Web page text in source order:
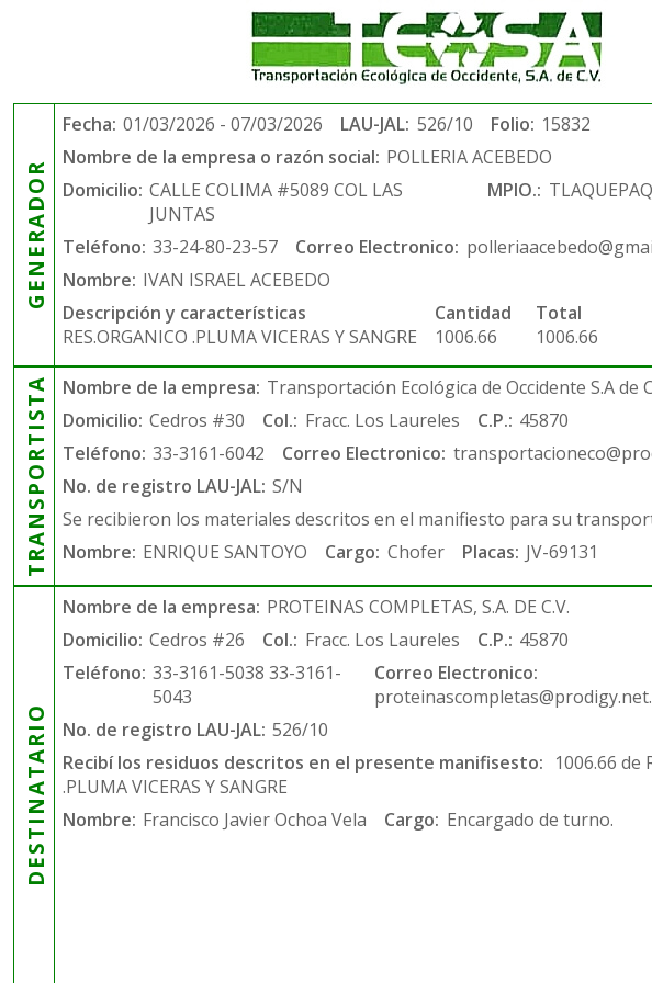
GENERADOR
Fecha: 01/03/2026 - 07/03/2026 LAU-JAL: 526/10 Folio: 15832
Nombre de la empresa o razón social: POLLERIA ACEBEDO
Domicilio: CALLE COLIMA #5089 COL LAS
JUNTAS
MPIO.:
Teléfono: 33-24-80-23-57 Correo Electronico:
Nombre: IVAN ISRAEL ACEBEDO
Descripción y características
RES.ORGANICO .PLUMA VICERAS Y SANGRE
Cantidad
1006.66
Total
1006.66
TRANSPORTISTA Nombre de la empresa: Transportación Ecológica de Occidente S.A de
Domicilio: Cedros #30 Col.: Fracc. Los Laureles C.P.: 45870
Teléfono: 33-3161-6042 Correo Electronico:
No. de registro LAU-JAL: S/N
Se recibieron los materiales descritos en el manifiesto para su
Nombre: ENRIQUE SANTOYO Cargo: Chofer Placas: JV-69131
DESTINATARIO
Nombre de la empresa: PROTEINAS COMPLETAS, S.A. DE C.V.
Domicilio: Cedros #26 Col.: Fracc. Los Laureles C.P.: 45870
Teléfono: 33-3161-5038 33-3161-
5043
Correo Electronico:
No. de registro LAU-JAL: 526/10
Recibí los residuos descritos en el presente manifisesto: 1006.66 de
.PLUMA VICERAS Y SANGRE
Nombre: Francisco Javier Ochoa Vela Cargo: Encargado de turno.